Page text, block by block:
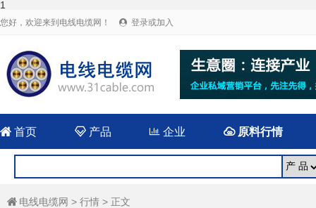
1
您好，欢迎来到电线电缆网！  登录或加入
 首页 产品  企业 原料行情
 电线电缆网 > 行情 > 正文